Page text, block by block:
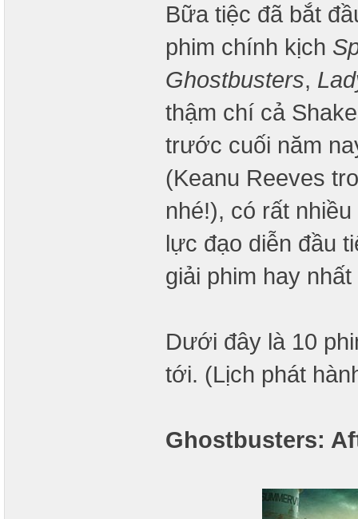
Bữa tiệc đã bắt
phim chính kịch
Ghostbusters,
thậm chí cả
trước cuối năm
(Keanu Reeves
nhé!), có rất
lực đạo diễn đầu
giải phim hay
Dưới đây là 10
tới. (Lịch phát
Ghostbusters: